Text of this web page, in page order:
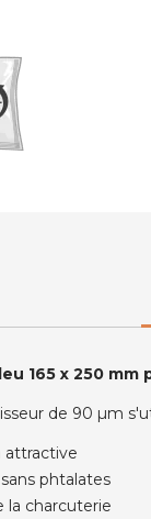
165 x 250
de 90 µm
attractive
phtalates
la charcuterie